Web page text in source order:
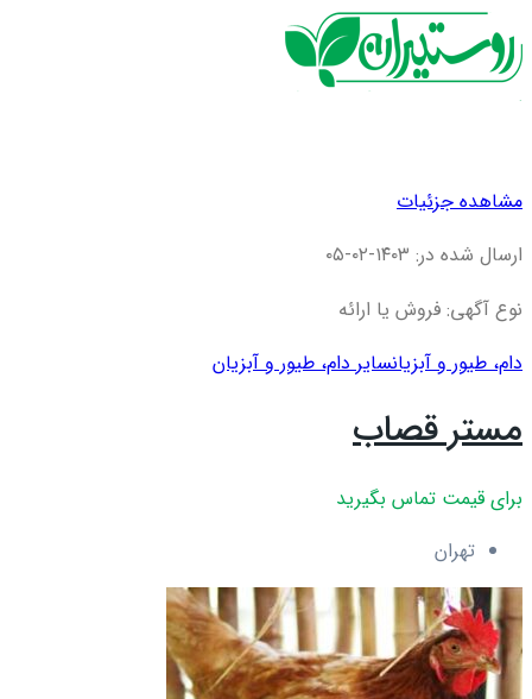
مشاهده جزئیات
ارسال شده در: ۱۴۰۳-۰۲-۰۵
نوع آگهی: فروش یا ارائه
دام، طیور و آبزیانسایر دام، طیور و آبزیان
مستر قصاب
برای قیمت تماس بگیرید
تهران